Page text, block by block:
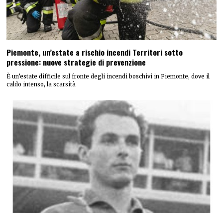
Piemonte, un’estate a rischio incendi Territori sotto
pressione: nuove strategie di prevenzione
È un’estate difficile sul fronte degli incendi boschivi in Piemonte, dove il
caldo intenso, la scarsità